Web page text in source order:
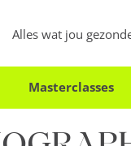
Alles wat jou
Masterclasses